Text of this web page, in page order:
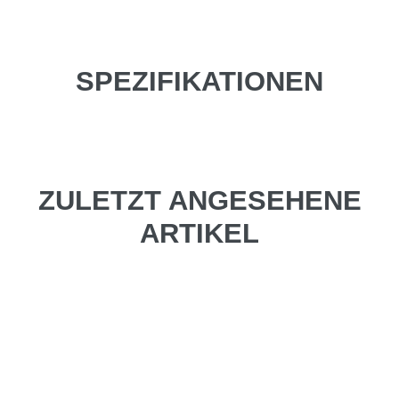
SPEZIFIKATIONEN
ZULETZT ANGESEHENE
ARTIKEL